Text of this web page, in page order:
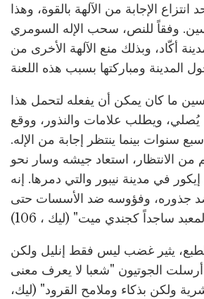
الإجابة من الآلهة بالقوة، وهذا
وفقاً للنص، سحب الإله السومري
أكّاد، وبذلك منع الآلهة الأخرى من
ما كان يمكن أن يفعله لتحمل هذا
يُصلي، ويطلب علامات والنذور، ووقع
سنوات بينما ينتظر إجابة من الإله.
من الانتظار، استعاد جيشه وسار نحو
في مدينة نيبور والتي دمرها. إنه
جذوره، وفؤوسه ضد الأسسات حتى
يثير غضب ليس فقط إنليل ولكن
أرسلت الجوتيون "شعبا لا يعرف معنى
ولكن بذكاء وملامح القرود" (ليك،